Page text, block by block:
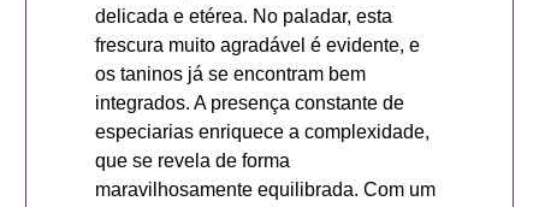
delicada e etérea. No paladar, esta
frescura muito agradável é evidente, e
os taninos já se encontram bem
integrados. A presença constante de
especiarias enriquece a complexidade,
que se revela de forma
maravilhosamente equilibrada. Com um